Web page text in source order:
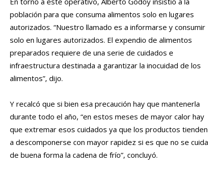
población para que consuma alimentos solo en lugares
autorizados. “Nuestro llamado es a informarse y consumir
solo en lugares autorizados. El expendio de alimentos
preparados requiere de una serie de cuidados e
infraestructura destinada a garantizar la inocuidad de los
alimentos”, dijo.
Y recalcó que si bien esa precaución hay que mantenerla
durante todo el año, “en estos meses de mayor calor hay
que extremar esos cuidados ya que los productos tienden
a descomponerse con mayor rapidez si es que no se cuida
de buena forma la cadena de frío”, concluyó.